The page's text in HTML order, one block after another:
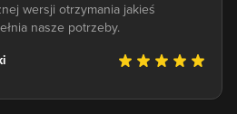
wersji otrzymania jakieś
nasze potrzeby.